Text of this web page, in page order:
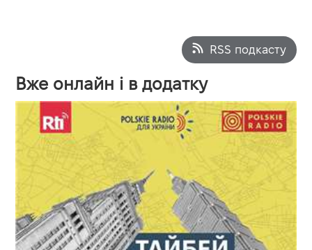
RSS подкасту
Вже онлайн і в додатку